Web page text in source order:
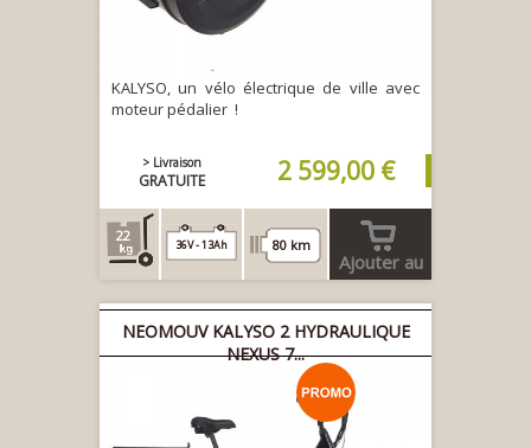
KALYSO, un vélo électrique de ville avec
moteur pédalier !
> Livraison
GRATUITE 2 599,00 €
22
36V - 13Ah 80 km
Ajouter au
panier
NEOMOUV KALYSO 2 HYDRAULIQUE
NEXUS 7...